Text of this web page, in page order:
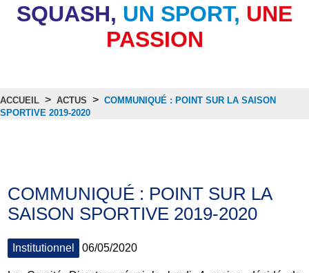
SQUASH, UN SPORT, UNE
PASSION
ACCUEIL > ACTUS > COMMUNIQUÉ : POINT SUR LA SAISON
SPORTIVE 2019-2020
COMMUNIQUÉ : POINT SUR LA
SAISON SPORTIVE 2019-2020
Institutionnel 06/05/2020